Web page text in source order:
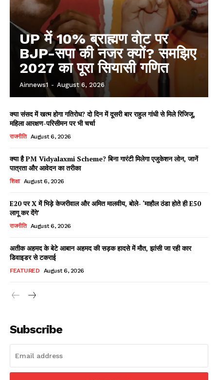
Facebook
Read Latest News on AIN
NEWS 1 App
UP में 10% ब्राह्मण वोट पर
BJP-सपा की नजर क्यों? समझिए
2027 का पूरा सियासी गणित
Ainnews1 - August 6, 2026
क्या संसद में खत्म होगा गतिरोध? दो दिन में दूसरी बार राहुल गांधी से मिले रिजिजू,
महिला आरक्षण-परिसीमन पर भी चर्चा
राजनीति August 6, 2026
क्या है PM Vidyalaxmi Scheme? बिना गारंटी मिलेगा एजुकेशन लोन, जानें
पात्रता और आवेदन का तरीका
शिक्षा August 6, 2026
E20 पर X में भिड़े केजरीवाल और अमित मालवीय, बोले- ‘माहौल ठंडा होते ही E50
लागू कर देंगे’
राजनीति August 6, 2026
अतीक अहमद के बेटे आबान अहमद की सड़क हादसे में मौत, झांसी जा रही कार
डिवाइडर से टकराई
FEATURED August 6, 2026
Subscribe